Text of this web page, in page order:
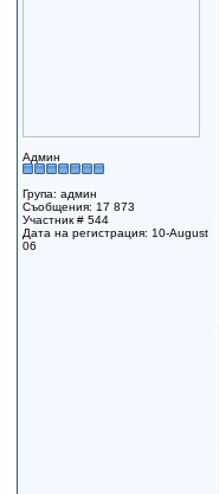
Админ
Група: админ
Съобщения: 17 873
Участник # 544
Дата на регистрация: 10-August
06